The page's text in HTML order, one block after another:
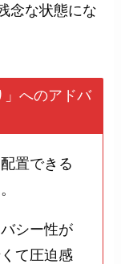
念な状態にな
へのアドバ
置できる
シー性が
て圧迫感